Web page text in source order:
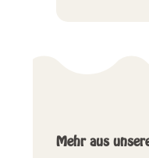
Mehr aus